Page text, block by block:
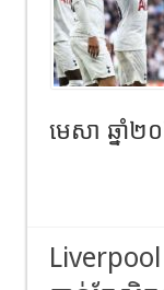
មេសា ឆ្នាំ២
Liverpool